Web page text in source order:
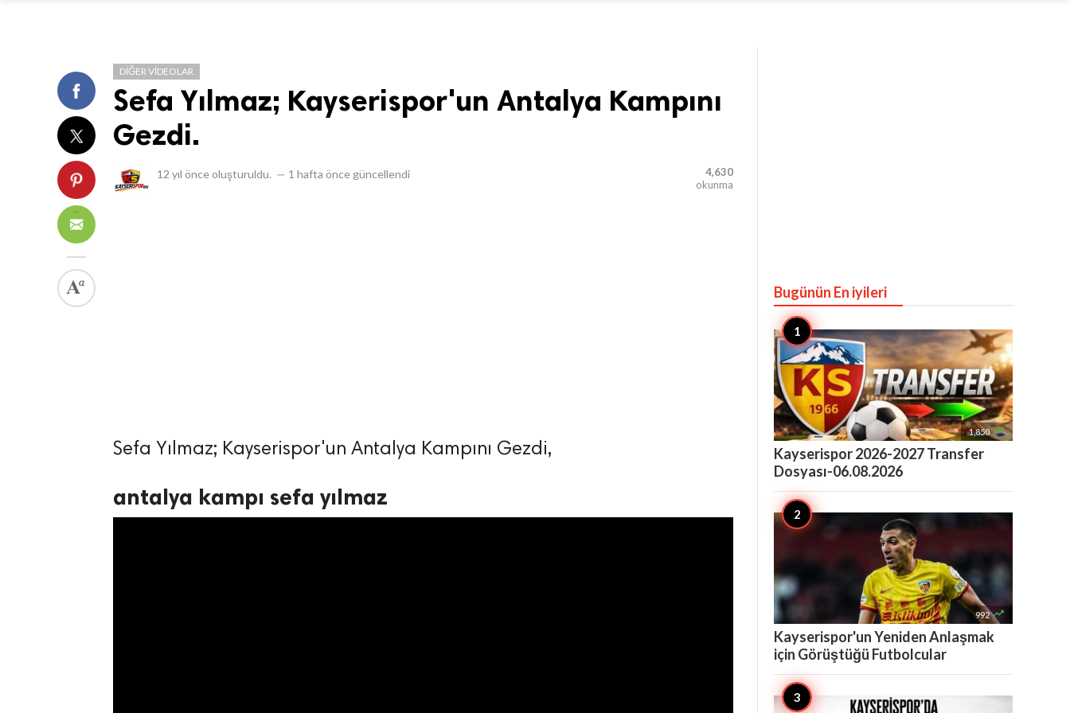
DIĞER VIDEOLAR
Sefa Yılmaz; Kayserispor'un Antalya Kampını
Gezdi.
12 yıl önce oluşturuldu. — 1 hafta önce güncellendi
4,630
okunma
Sefa Yılmaz; Kayserispor'un Antalya Kampını Gezdi,
antalya kampı sefa yılmaz
Bugünün En iyileri
1,850 
Kayserispor 2026-2027 Transfer
Dosyası-06.08.2026
992 
Kayserispor'un Yeniden Anlaşmak
için Görüştüğü Futbolcular